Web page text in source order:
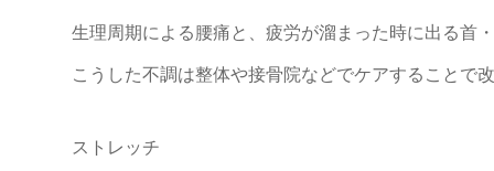
生理周期による腰痛と、疲労が溜まった時に出る首
こうした不調は整体や接骨院などでケアすることで
ストレッチ